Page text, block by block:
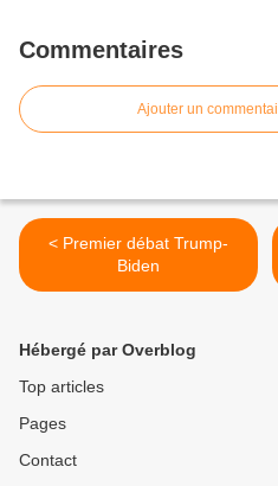
Commentaires
Ajouter un
< Premier débat Trump-
Biden
Hébergé par Overblog
Top articles
Pages
Contact